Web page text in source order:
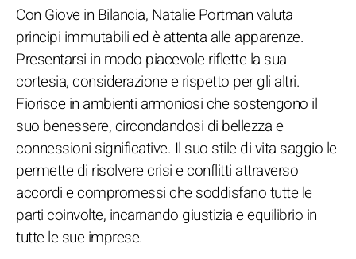
Con Giove in Bilancia, Natalie Portman valuta
principi immutabili ed è attenta alle apparenze.
Presentarsi in modo piacevole riflette la sua
cortesia, considerazione e rispetto per gli altri.
Fiorisce in ambienti armoniosi che sostengono il
suo benessere, circondandosi di bellezza e
connessioni significative. Il suo stile di vita saggio le
permette di risolvere crisi e conflitti attraverso
accordi e compromessi che soddisfano tutte le
parti coinvolte, incarnando giustizia e equilibrio in
tutte le sue imprese.